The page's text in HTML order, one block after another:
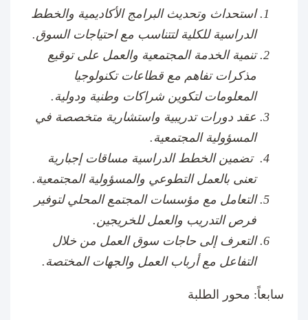
استحداث وتحديث البرامج الأكاديمية والخطط
الدراسية للكلية لتتناسب مع احتياجات السوق.
​تنمية الخدمة المجتمعية والعمل على توقيع
مذكرات تفاهم مع قطاعات تكنولوجيا
المعلومات لتكوين شراكات وطنية ودولية.
عقد دورات تدريبية واستشارية متخصصة في
المسؤولية المجتمعية.
تضمين الخطط الدراسية مساقات إجبارية
تعنى بالعمل التطوعي والمسؤولية المجتمعية.
التعامل مع مؤسسات المجتمع المحلي لتوفير
فرص التدريب والعمل للخريجين.
التعرف إلى حاجات سوق العمل من خلال
التفاعل مع أرباب العمل والجهات المختصة.
سابعاً: محور الطلبة